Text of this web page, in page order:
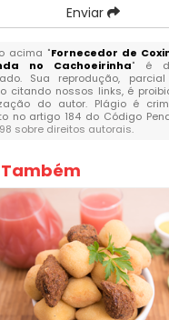
Enviar
acima "Fornecedor de
no Cachoeirinha" é
Sua reprodução,
citando nossos links, é
do autor. Plágio é
no artigo 184 do Código
sobre direitos autorais.